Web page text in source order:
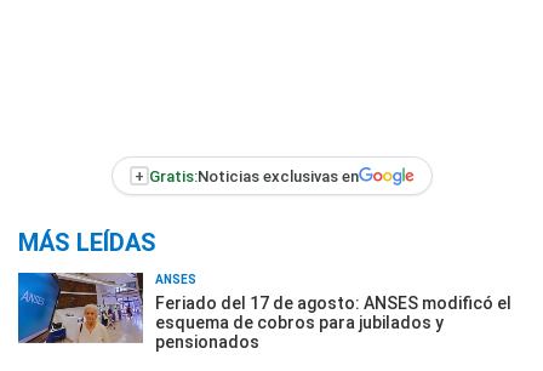
+ Gratis:Noticias exclusivas en
MÁS LEÍDAS
ANSES
Feriado del 17 de agosto: ANSES modificó el
esquema de cobros para jubilados y
pensionados